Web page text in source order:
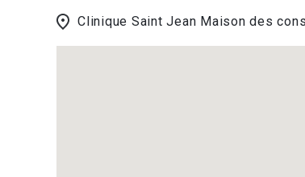
Clinique Saint Jean Maison des